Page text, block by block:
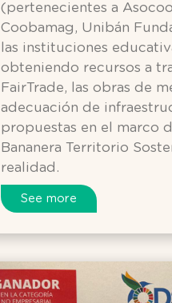
(pertenecientes a
Coobamag, Unibán
las instituciones
obteniendo recursos a
FairTrade, las obras de
adecuación de
propuestas en el marco
Bananera Territorio
realidad.
See more